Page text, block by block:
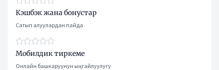
Кэшбэк жана бонустар
Сатып алуулардан пайда
Мобилдик тиркеме
Онлайн башкаруунун ыңгайлуулугу